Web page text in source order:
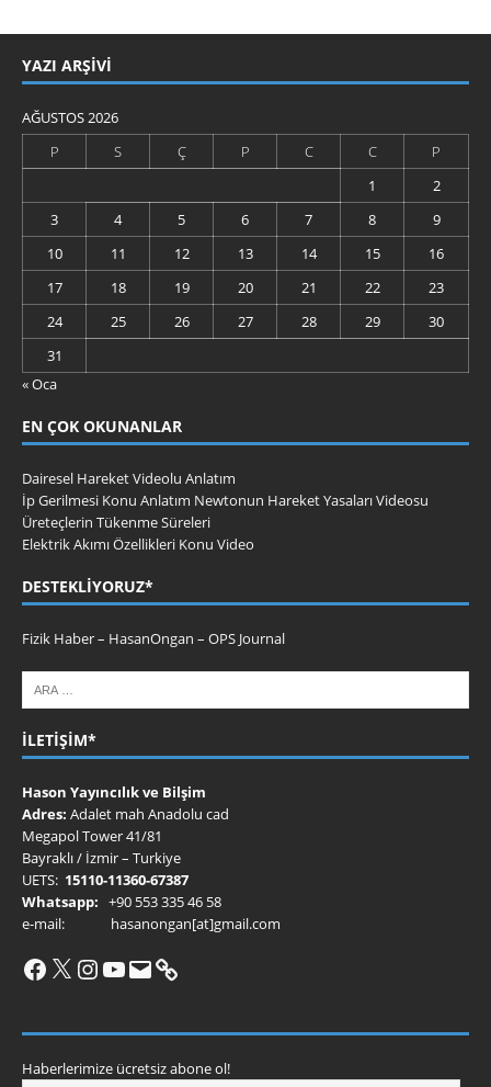
YAZI ARŞIVI
AĞUSTOS 2026
P
S Ç P C C
P
1
2
3
4 5 6 7 8
9
10
11 12 13 14 15
16
17
18 19 20 21 22
23
24
25 26 27 28 29
30
31
« Oca
EN ÇOK OKUNANLAR
Dairesel Hareket Videolu Anlatım
İp Gerilmesi Konu Anlatım Newtonun Hareket Yasaları Videosu
Üreteçlerin Tükenme Süreleri
Elektrik Akımı Özellikleri Konu Video
DESTEKLIYORUZ*
Fizik Haber– HasanOngan – OPS Journal
İLETIŞIM*
Hason Yayıncılık ve Bilşim
Adres: Adalet mah Anadolu cad
Megapol Tower 41/81
Bayraklı / İzmir – Turkiye
UETS: 15110-11360-67387
Whatsapp: +90 553 335 46 58
e-mail: hasanongan[at]gmail.com
Haberlerimize ücretsiz abone ol!